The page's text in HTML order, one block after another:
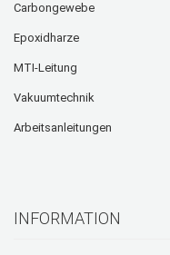
Carbongewebe
Epoxidharze
MTI-Leitung
Vakuumtechnik
Arbeitsanleitungen
INFORMATION